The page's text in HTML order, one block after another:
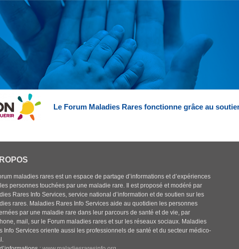
Le Forum Maladies Rares fonctionne grâce au
maladies rares est un espace de partage d’informations et d’expériences
personnes touchées par une maladie rare. Il est proposé et modéré par
Rares Info Services, service national d’information et de soutien sur les
rares. Maladies Rares Info Services aide au quotidien les personnes
par une maladie rare dans leur parcours de santé et de vie, par
mail, sur le Forum maladies rares et sur les réseaux sociaux. Maladies
Info Services oriente aussi les professionnels de santé et du secteur médico-